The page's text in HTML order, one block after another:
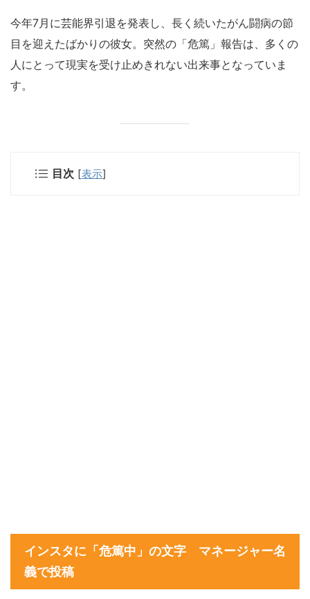
今年7月に芸能界引退を発表し、長く続いたがん闘病の節
目を迎えたばかりの彼女。突然の「危篤」報告は、多くの
人にとって現実を受け止めきれない出来事となっていま
す。
目次 [表示]
インスタに「危篤中」の文字 マネージャー名
義で投稿